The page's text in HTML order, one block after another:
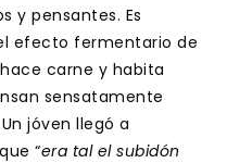
y pensantes. Es
efecto fermentario de
carne y habita
sensatamente
jóven llegó a
“era tal el subidón